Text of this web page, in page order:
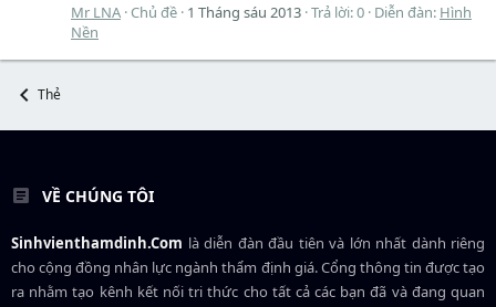
Mr LNA Chủ đề 1 Tháng sáu 2013 Trả lời: 0 Diễn đàn: Hình
Nền
Thẻ
VỀ CHÚNG TÔI
Sinhvienthamdinh.Com là diễn đàn đầu tiên và lớn nhất dành riêng
cho cộng đồng nhân lực ngànhthẩm định giá. Cổng thông tin được tạo
ra nhằm tạo kênh kết nối tri thức cho tất cả các bạn đã và đang quan